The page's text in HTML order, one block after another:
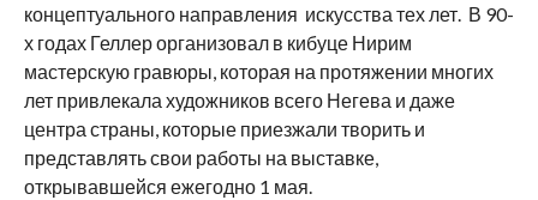
концептуального направления искусства тех лет. В 90-
х годах Геллер организовал в кибуце Нирим
мастерскую гравюры, которая на протяжении многих
лет привлекала художников всего Негева и даже
центра страны, которые приезжали творить и
представлять свои работы на выставке,
открывавшейся ежегодно 1 мая.